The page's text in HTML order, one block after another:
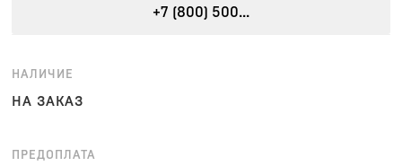
+7 (800) 500...
НАЛИЧИЕ
НА ЗАКАЗ
ПРЕДОПЛАТА